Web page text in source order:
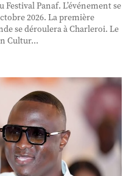
Panaf. L’événement se
2026. La première
se déroulera à Charleroi. Le
Cultur...